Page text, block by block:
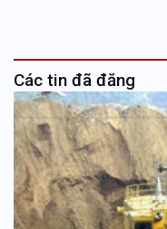
Các tin đã đăng